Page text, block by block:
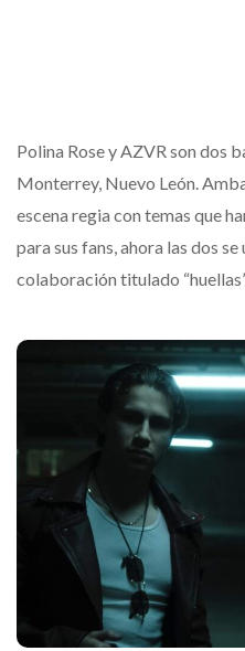
Polina Rose y AZVR son dos
Monterrey, Nuevo León.
escena regia con temas que
para sus fans, ahora las dos
colaboración titulado